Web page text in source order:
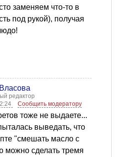
заменяем что-то в
под рукой), получая
редактор
Сообщить модератору
тоже не выдаете...
выведать, что
"смешать масло с
можно сделать тремя